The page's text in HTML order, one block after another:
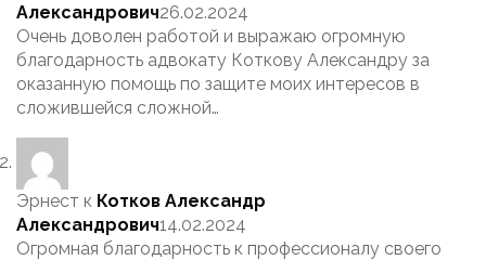
Александрович26.02.2024
Очень доволен работой и выражаю огромную
благодарность адвокату Коткову Александру за
оказанную помощь по защите моих интересов в
сложившейся сложной…
Эрнест к Котков Александр
Александрович14.02.2024
Огромная благодарность к профессионалу своего